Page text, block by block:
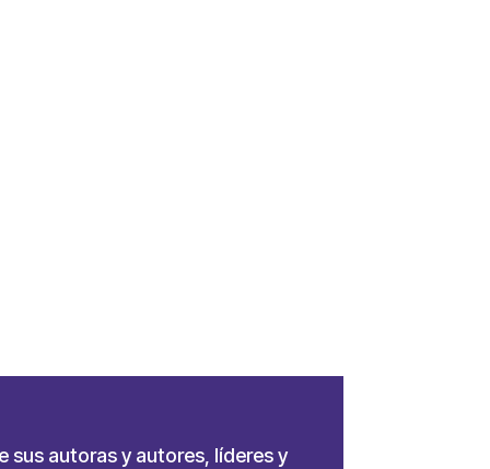
sus autoras y autores, líderes y